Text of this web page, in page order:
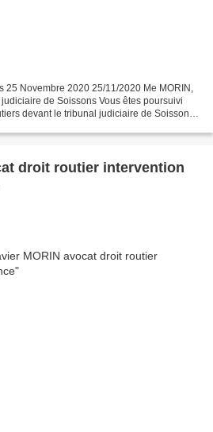
25 Novembre 2020 25/11/2020 Me MORIN,
de Soissons Vous êtes poursuivi
devant le tribunal judiciaire de Soissons
droit routier intervention